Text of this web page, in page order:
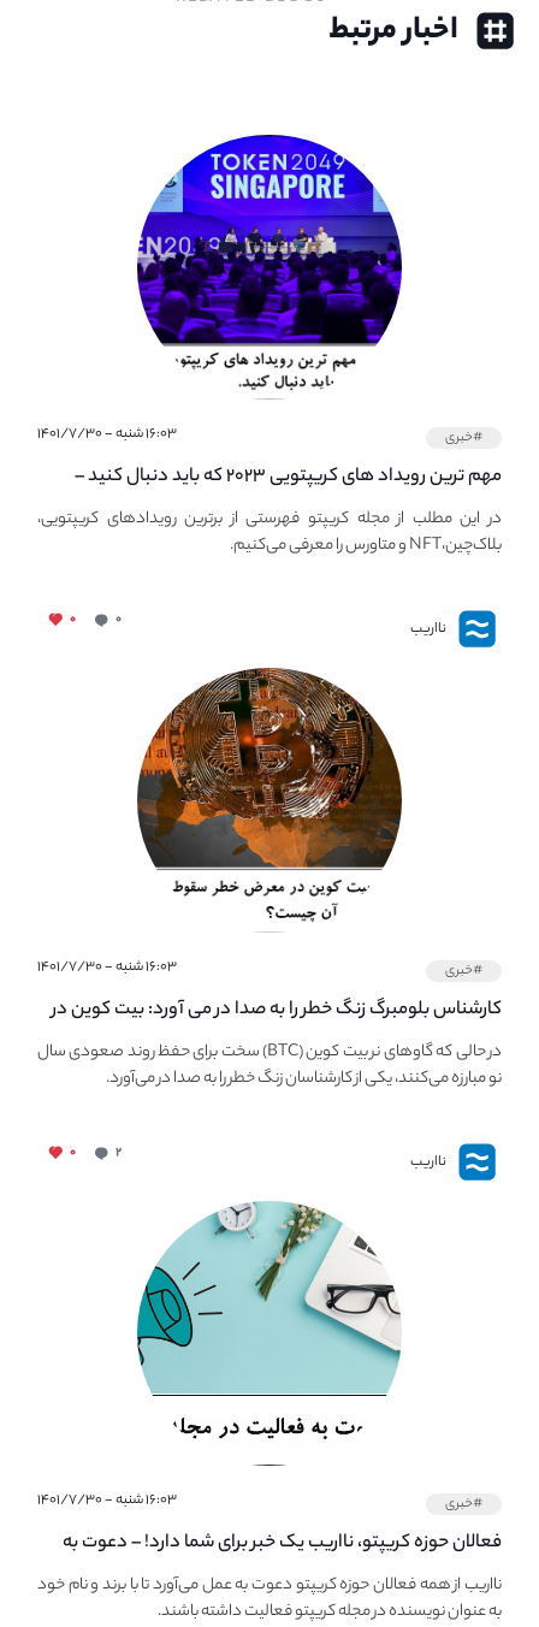
اخبار مرتبط
#خبری ۱۶:۰۳ شنبه - ۱۴۰۱/۷/۳۰
مهم ترین رویداد های کریپتویی ۲۰۲۳ که باید دنبال کنید –
معرفی بهترین رویداد های جهانی
در این مطلب از مجله کریپتو فهرستی از برترین رویدادهای کریپتویی،
بلاک‌چین،NFT و متاورس را معرفی می‌کنیم.
نااریب ۰ ۰
#خبری ۱۶:۰۳ شنبه - ۱۴۰۱/۷/۳۰
کارشناس بلومبرگ زنگ خطر را به صدا در می آورد: بیت کوین در
معرض خطر سقوط بزرگ است - دلیل آن چیست؟در حالی که گاوهای نر بیت کوین (BTC) سخت برای حفظ روند صعودی سال
نو مبارزه می‌کنند، یکی از کارشناسان زنگ خطر را به صدا در می‌آورد.
نااریب ۲ ۰
#خبری ۱۶:۰۳ شنبه - ۱۴۰۱/۷/۳۰
فعالان حوزه کریپتو، نااریب یک خبر برای شما دارد! – دعوت به
فعالیت در مجله کریپتو
نااریب از همه فعالان حوزه کریپتو دعوت به عمل می‌آورد تا با برند و نام خود
به عنوان نویسنده در مجله کریپتو فعالیت داشته باشند.